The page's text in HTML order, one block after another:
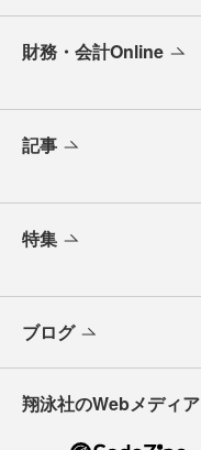
財務・会計Online
記事
特集
ブログ
翔泳社のWebメディア